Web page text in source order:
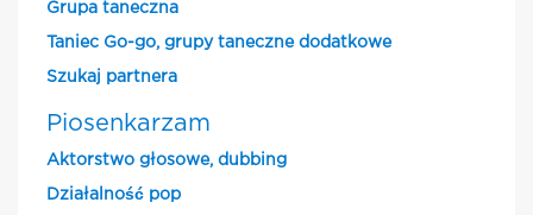
Grupa taneczna
Taniec Go-go, grupy taneczne dodatkowe
Szukaj partnera
Piosenkarzam
Aktorstwo głosowe, dubbing
Działalność pop